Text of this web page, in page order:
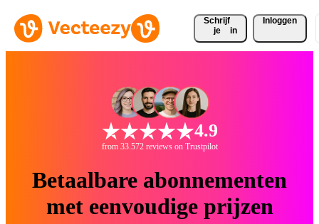
Schrijf
je
in
Inloggen
4.9
from 33.572 reviews on Trustpilot
Betaalbare abonnementen
met eenvoudige prijzen